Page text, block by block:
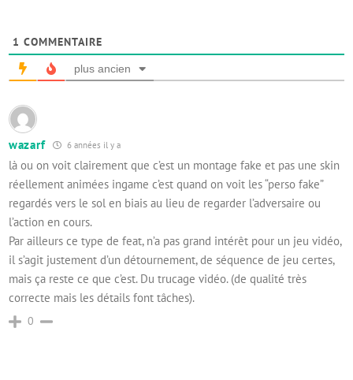
1 COMMENTAIRE
plus ancien
wazarf 6 années il y a
là ou on voit clairement que c’est un montage fake et pas une skin
réellement animées ingame c’est quand on voit les “perso fake”
regardés vers le sol en biais au lieu de regarder l’adversaire ou
l’action en cours.
Par ailleurs ce type de feat, n’a pas grand intérêt pour un jeu vidéo,
il s’agit justement d’un détournement, de séquence de jeu certes,
mais ça reste ce que c’est. Du trucage vidéo. (de qualité très
correcte mais les détails font tâches).
0